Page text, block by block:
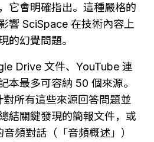
它會明確指出。這種嚴格的
響 SciSpace 在技術內容上
的幻覺問題。
Drive 文件、YouTube 連
最多可容納 50 個來源。
所有這些來源回答問題並
結關鍵發現的簡報文件，或
頻對話（「音頻概述」）